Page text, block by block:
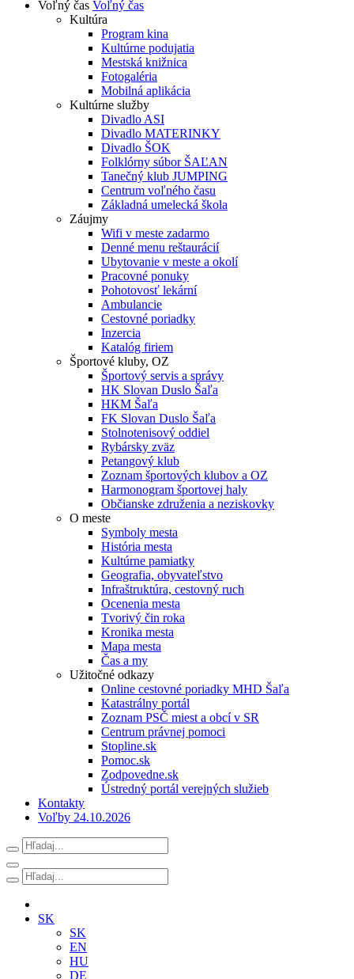
Voľný čas Voľný čas
Kultúra
Program kina
Kultúrne podujatia
Mestská knižnica
Fotogaléria
Mobilná aplikácia
Kultúrne služby
Divadlo ASI
Divadlo MATERINKY
Divadlo ŠOK
Folklórny súbor ŠAĽAN
Tanečný klub JUMPING
Centrum voľného času
Základná umelecká škola
Záujmy
Wifi v meste zadarmo
Denné menu reštaurácií
Ubytovanie v meste a okolí
Pracovné ponuky
Pohotovosť lekární
Ambulancie
Cestovné poriadky
Inzercia
Katalóg firiem
Športové kluby, OZ
Športový servis a správy
HK Slovan Duslo Šaľa
HKM Šaľa
FK Slovan Duslo Šaľa
Stolnotenisový oddiel
Rybársky zväz
Petangový klub
Zoznam športových klubov a OZ
Harmonogram športovej haly
Občianske združenia a neziskovky
O meste
Symboly mesta
História mesta
Kultúrne pamiatky
Geografia, obyvateľstvo
Infraštruktúra, cestovný ruch
Ocenenia mesta
Tvorivý čin roka
Kronika mesta
Mapa mesta
Čas a my
Užitočné odkazy
Online cestovné poriadky MHD Šaľa
Katastrálny portál
Zoznam PSČ miest a obcí v SR
Centrum právnej pomoci
Stopline.sk
Pomoc.sk
Zodpovedne.sk
Ústredný portál verejných služieb
Kontakty
Voľby 24.10.2026
SK
SK
EN
HU
DE